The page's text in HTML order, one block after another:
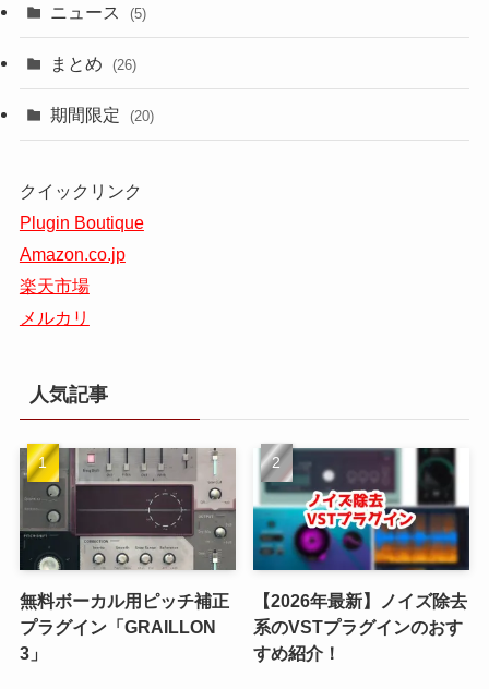
ニュース (5)
まとめ (26)
期間限定 (20)
クイックリンク
Plugin Boutique
Amazon.co.jp
楽天市場
メルカリ
人気記事
無料ボーカル用ピッチ補正
プラグイン「GRAILLON
3」
【2026年最新】ノイズ除去
系のVSTプラグインのおす
すめ紹介！